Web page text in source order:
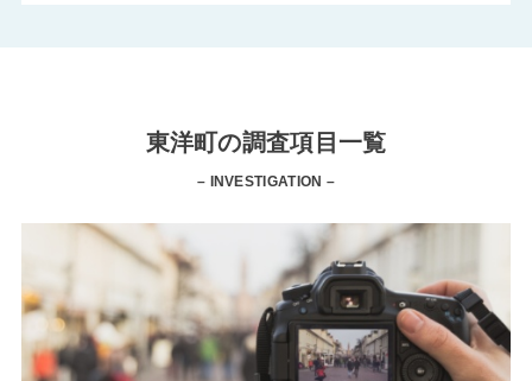
東洋町の調査項目一覧
– INVESTIGATION –